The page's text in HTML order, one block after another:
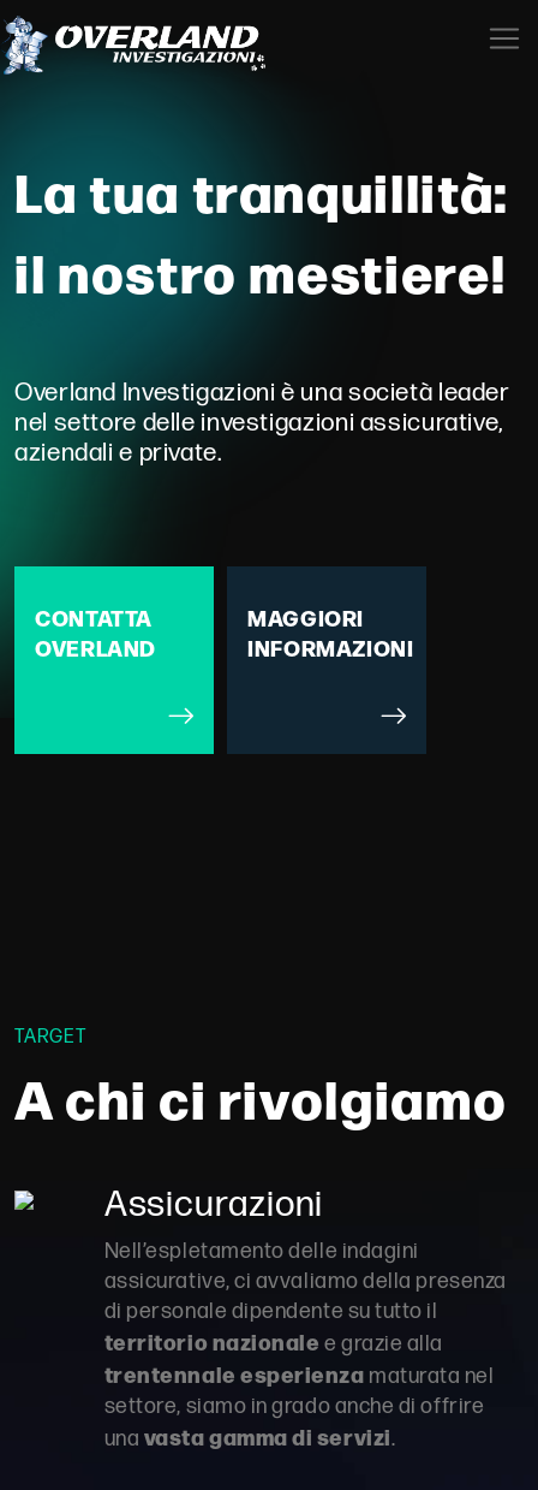
La tua tranquillità:
il nostro mestiere!
Overland Investigazioni è una società leader
nel settore delle investigazioni assicurative,
aziendali e private.
CONTATTA
OVERLAND
MAGGIORI
INFORMAZIONI
TARGET
A chi ci rivolgiamo
Assicurazioni
Nell’espletamento delle indagini
assicurative, ci avvaliamo della presenza
di personale dipendente su tutto il
territorio nazionale e grazie alla
trentennale esperienza maturata nel
settore, siamo in grado anche di offrire
una vasta gamma di servizi.